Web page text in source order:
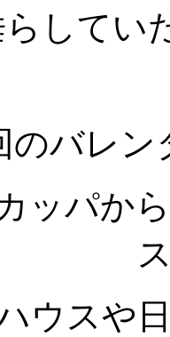
してい
のバレ
ッパか
ウスや